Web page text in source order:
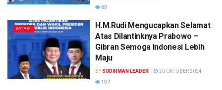
60
BATAM
H.M.Rudi Mengucapkan Selamat
Atas Dilantinknya Prabowo –
Gibran Semoga Indonesi Lebih
Maju
BY SUDIRMAN LEADER
20 OKTOBER 2024
107